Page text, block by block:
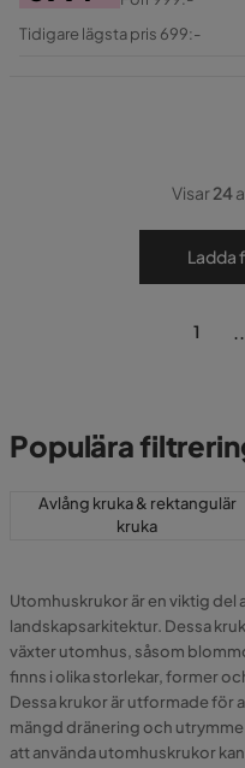
Pris
Original
Tidigare lägsta pris 699:-
Visar24
Ladda
1
Populära
Avlång kruka & rektangulär
kruka
Utomhuskrukor är en viktig
landskapsarkitektur. Dessa
växter utomhus, såsom
finns i olika storlekar, former
Dessa krukor är utformade för
mängd dränering och
att använda utomhuskrukor